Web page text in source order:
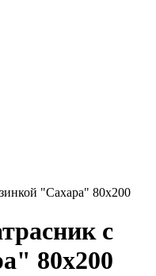
"Сахара" 80х200
с
80х200